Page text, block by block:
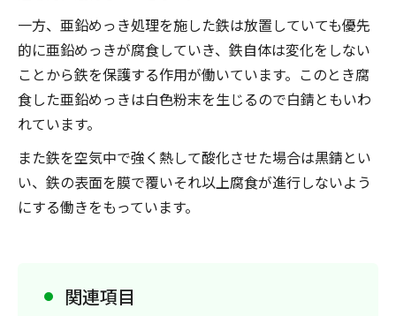
一方、亜鉛めっき処理を施した鉄は放置していても優先
的に亜鉛めっきが腐食していき、鉄自体は変化をしない
ことから鉄を保護する作用が働いています。このとき腐
食した亜鉛めっきは白色粉末を生じるので白錆ともいわ
れています。
また鉄を空気中で強く熱して酸化させた場合は黒錆とい
い、鉄の表面を膜で覆いそれ以上腐食が進行しないよう
にする働きをもっています。
関連項目